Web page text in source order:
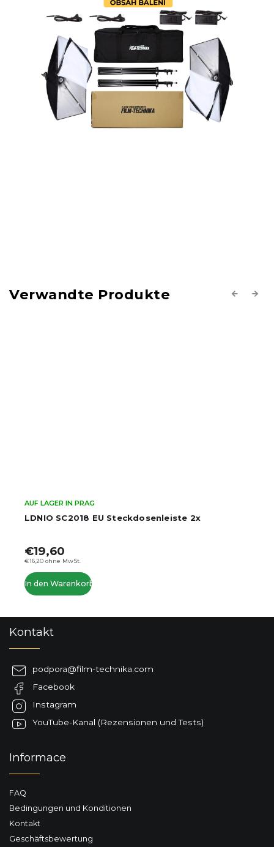
Verwandte Produkte Previous
EU 2500W Steckdosenleiste mit Schalter - 3x
AUF LAGER IN PRAG
€19,50 ohne MwSt.
€23,60
In den Warenkorb
Next
Kontakt
podpora@film-technika.com
Facebook
Instagram
YouTube-Kanal (Rezensionen und Tests)
Informace
FAQ
Bedingungen und Konditionen
Kontakt
Geschäftsbewertung